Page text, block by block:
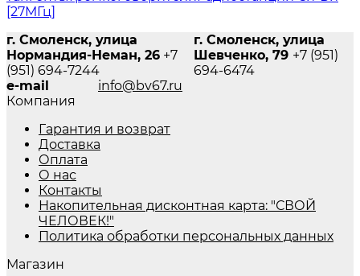
[27МГц]
г. Смоленск, улица
Нормандия-Неман, 26 +7
(951) 694-7244
г. Смоленск, улица
Шевченко, 79 +7 (951)
694-6474
e-mail
info@bv67.ru
Компания
Гарантия и возврат
Доставка
Оплата
О нас
Контакты
Накопительная дисконтная карта: "СВОЙ
ЧЕЛОВЕК!"
Политика обработки персональных данных
Магазин